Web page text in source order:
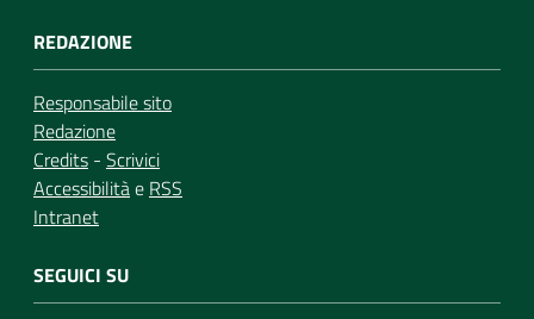
REDAZIONE
Responsabile sito
Redazione
Credits - Scrivici
Accessibilitàe RSS
Intranet
SEGUICI SU